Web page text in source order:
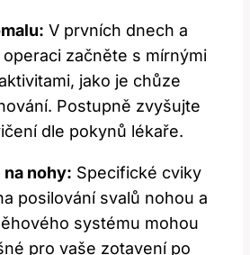
V prvních dnech a
začněte s mírnými
jako je chůze
Postupně zvyšujte
dle pokynů lékaře.
na nohy: Specifické cviky
posilování svalů nohou a
systému mohou
pro vaše zotavení po